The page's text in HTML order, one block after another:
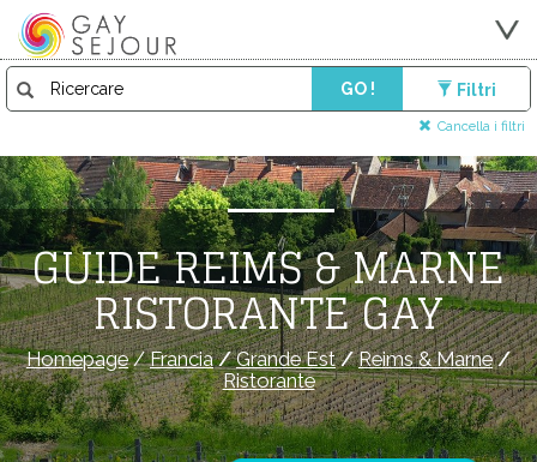
GO ! Filtri
Cancella i filtri
GUIDE REIMS & MARNE
RISTORANTE GAY
Homepage/Francia/Grande Est/Reims & Marne/
Ristorante